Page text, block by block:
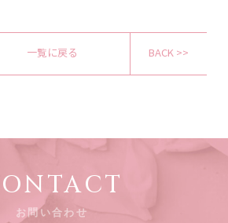
一覧に戻る BACK >>
お問い合わせ